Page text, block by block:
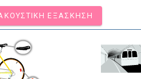
ΑΚΟΥΣΤΙΚΉ ΕΞΆΣΚΗΣΗ